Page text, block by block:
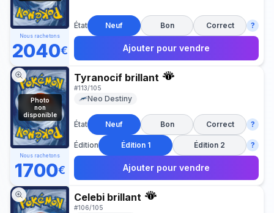
Nous rachetons
2040€
État Neuf Bon Correct ?
Ajouter pour vendre
Photo
non
disponible
Nous rachetons
1700€
Tyranocif brillant
#113/105
Neo Destiny
État Neuf Bon Correct ?
Édition Édition 1 Édition 2 ?
Ajouter pour vendre
Celebi brillant
#106/105